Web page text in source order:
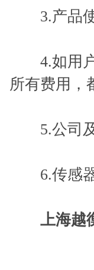
3.产品使
4.如用户
所有费用，
5.公司及
6.传感器
上海越